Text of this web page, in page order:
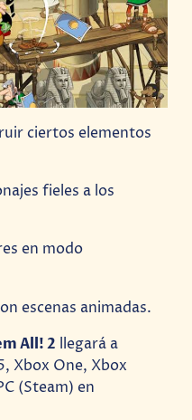
ciertos elementos
fieles a los
en modo
escenas animadas.
All! 2 llegará a
Xbox One, Xbox
(Steam) en